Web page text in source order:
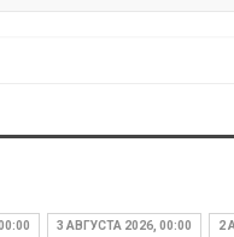
3 АВГУСТА 2026, 00:00 2
перевод
на газ